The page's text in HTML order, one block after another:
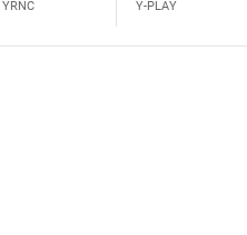
YRNC Y-PLAY